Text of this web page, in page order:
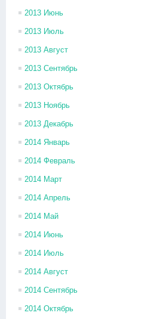
2013 Июнь
2013 Июль
2013 Август
2013 Сентябрь
2013 Октябрь
2013 Ноябрь
2013 Декабрь
2014 Январь
2014 Февраль
2014 Март
2014 Апрель
2014 Май
2014 Июнь
2014 Июль
2014 Август
2014 Сентябрь
2014 Октябрь